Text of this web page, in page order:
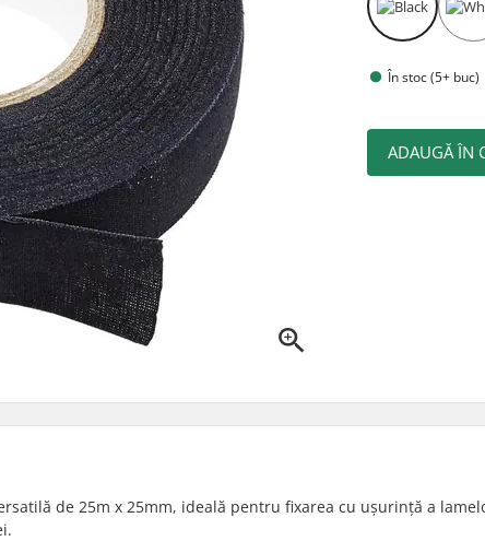
În stoc (5+ buc)
ADAUGĂ ÎN
de 25m x 25mm, ideală pentru fixarea cu ușurință a